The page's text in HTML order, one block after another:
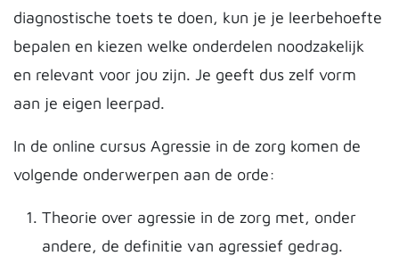
diagnostische toets te doen, kun je je leerbehoefte
bepalen en kiezen welke onderdelen noodzakelijk
en relevant voor jou zijn. Je geeft dus zelf vorm
aan je eigen leerpad.
In de online cursus Agressie in de zorg komen de
volgende onderwerpen aan de orde:
Theorie over agressie in de zorg met, onder
andere, de definitie van agressief gedrag.